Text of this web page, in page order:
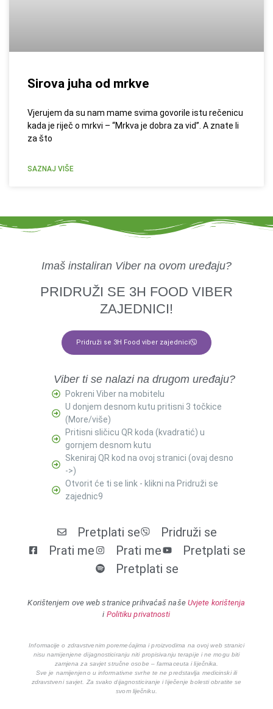
Sirova juha od mrkve
Vjerujem da su nam mame svima govorile istu rečenicu
kada je riječ o mrkvi – “Mrkva je dobra za vid”. A znate li
za što
SAZNAJ VIŠE
Imaš instaliran Viber na ovom uređaju?
PRIDRUŽI SE 3H FOOD VIBER
ZAJEDNICI!
Pridruži se 3H Food viber zajednici
Viber ti se nalazi na drugom uređaju?
Pokreni Viber na mobitelu
U donjem desnom kutu pritisni 3 točkice
(More/više)
Pritisni sličicu QR koda (kvadratić) u
gornjem desnom kutu
Skeniraj QR kod na ovoj stranici (ovaj desno
->)
Otvorit će ti se link - klikni na Pridruži se
zajednic9
Pretplati se
Pridruži se
Prati me
Prati me
Pretplati se
Pretplati se
Korištenjem ove web stranice prihvaćaš naše Uvjete korištenja
i Politiku privatnosti
Informacije o zdravstvenim poremećajima i proizvodima na ovoj web stranici
nisu namijenjene dijagnosticiranju niti propisivanju terapije i ne mogu biti
zamjena za savjet stručne osobe – farmaceuta i liječnika.
Sve je namijenjeno u informativne svrhe te ne predstavlja medicinski ili
zdravstveni savjet. Za svako dijagnosticiranje i liječenje bolesti obratite se
svom liječniku.